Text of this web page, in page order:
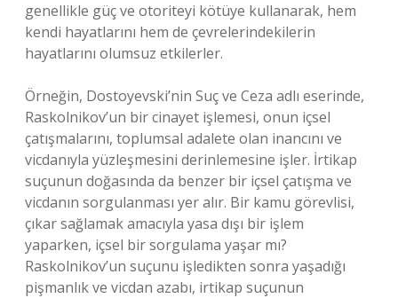
genellikle güç ve otoriteyi kötüye kullanarak, hem
kendi hayatlarını hem de çevrelerindekilerin
hayatlarını olumsuz etkilerler.
Örneğin, Dostoyevski’nin Suç ve Ceza adlı eserinde,
Raskolnikov’un bir cinayet işlemesi, onun içsel
çatışmalarını, toplumsal adalete olan inancını ve
vicdanıyla yüzleşmesini derinlemesine işler. İrtikap
suçunun doğasında da benzer bir içsel çatışma ve
vicdanın sorgulanması yer alır. Bir kamu görevlisi,
çıkar sağlamak amacıyla yasa dışı bir işlem
yaparken, içsel bir sorgulama yaşar mı?
Raskolnikov’un suçunu işledikten sonra yaşadığı
pişmanlık ve vicdan azabı, irtikap suçunun